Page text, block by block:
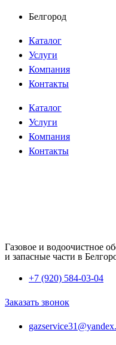
Перейти
содержимому
Белгород
Каталог
Услуги
Компания
Контакты
Каталог
Услуги
Компания
Контакты
Газовое и водоочистное
и запасные части в
+7 (920) 584-03-04
Заказать звонок